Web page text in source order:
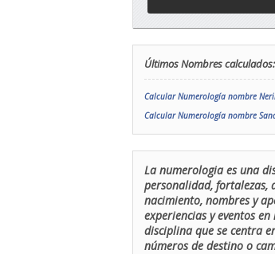
Últimos Nombres calculados:
Calcular Numerología nombre
Calcular Numerología nombre
La numerologia es una
personalidad, fortalezas,
nacimiento, nombres y
experiencias y eventos
disciplina que se centra
números de destino o